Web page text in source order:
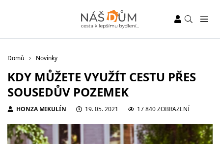
Domů Novinky
KDY MŮŽETE VYUŽÍT CESTU PŘES
SOUSEDŮV POZEMEK
HONZA MIKULÍN 19. 05. 2021 17 840 ZOBRAZENÍ